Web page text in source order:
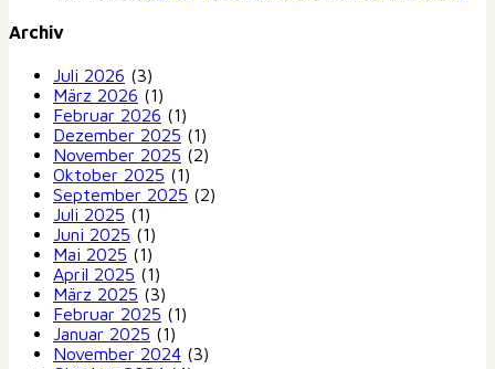
Archiv
Juli 2026 (3)
März 2026 (1)
Februar 2026 (1)
Dezember 2025 (1)
November 2025 (2)
Oktober 2025 (1)
September 2025 (2)
Juli 2025 (1)
Juni 2025 (1)
Mai 2025 (1)
April 2025 (1)
März 2025 (3)
Februar 2025 (1)
Januar 2025 (1)
November 2024 (3)